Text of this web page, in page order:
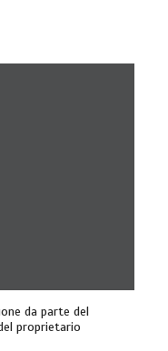
da parte del
proprietario